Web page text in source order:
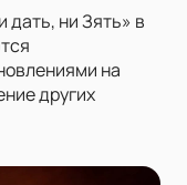
дать, ни Зять» в
на
других